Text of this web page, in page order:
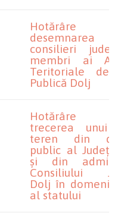
Hotărâre
consilieri
membri ai
Teritoriale de
Publică Dolj
Hotărâre
trecerea unui
teren din
public al
și din
Consiliului
Dolj în
al statului